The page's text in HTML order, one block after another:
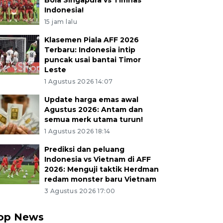
Indonesia!
15 jam lalu
Klasemen Piala AFF 2026
Terbaru: Indonesia intip
puncak usai bantai Timor
Leste
1 Agustus 2026 14:07
Update harga emas awal
Agustus 2026: Antam dan
semua merk utama turun!
1 Agustus 2026 18:14
Prediksi dan peluang
Indonesia vs Vietnam di AFF
2026: Menguji taktik Herdman
redam monster baru Vietnam
3 Agustus 2026 17:00
News